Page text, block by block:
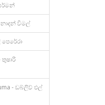
විමල්
තුෂාරි
- ඩබ්ලිව් එල්